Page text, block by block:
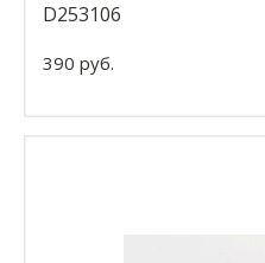
D253106
390 руб.